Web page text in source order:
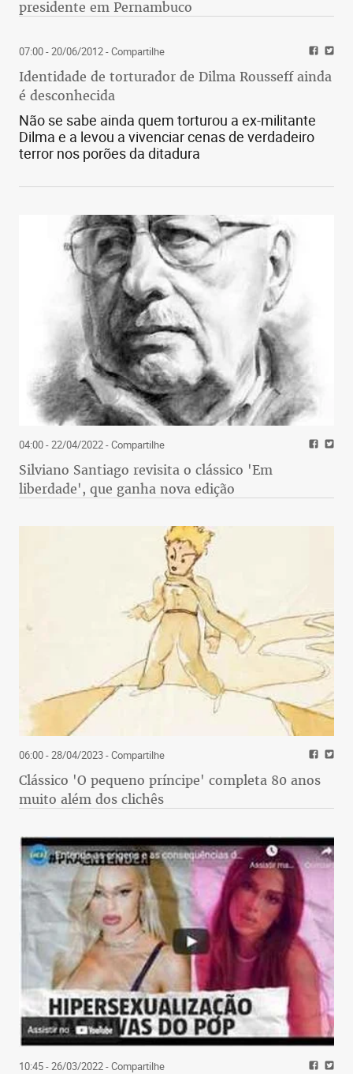
presidente em Pernambuco
07:00 - 20/06/2012- Compartilhe
Identidade de torturador de Dilma Rousseff ainda
é desconhecida
Não se sabe ainda quem torturou a ex-militante
Dilma e a levou a vivenciar cenas de verdadeiro
terror nos porões da ditadura
04:00 - 22/04/2022- Compartilhe
Silviano Santiago revisita o clássico 'Em
liberdade', que ganha nova edição
06:00 - 28/04/2023- Compartilhe
Clássico 'O pequeno príncipe' completa 80 anos
muito além dos clichês
10:45 - 26/03/2022- Compartilhe